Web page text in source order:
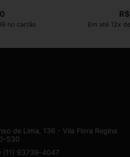
no cartão
R$
Em até 12x
de Lima, 136 - Vila Flora Regina
530
(11) 93739-4047